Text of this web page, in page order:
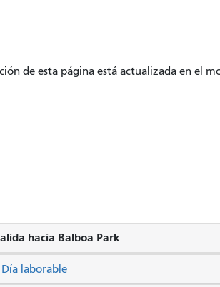
de esta página está actualizada en el
hacia Balboa Park
Día laborable